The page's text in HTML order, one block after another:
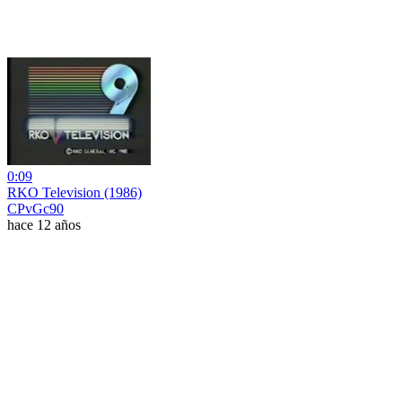
0:09
RKO Television (1986)
CPvGc90
hace 12 años